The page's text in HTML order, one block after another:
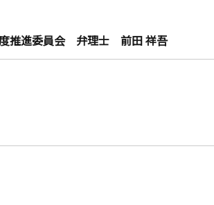
度推進委員会 弁理士 前田 祥吾